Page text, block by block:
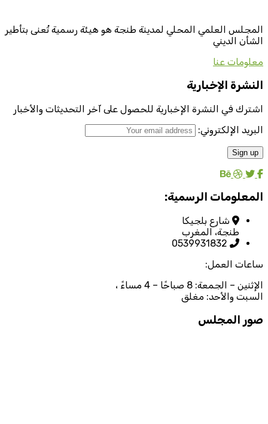
المجلس العلمي المحلي لمدينة طنجة هو هيئة رسمية تُعنى بتأطير
الشأن الديني
معلومات عنا
النشرة الإخبارية
اشترك في النشرة الإخبارية للحصول على آخر التحديثات والأخبار
البريد الإلكتروني:
المعلومات الرسمية:
شارع بلجيكا
طنجة، المغرب
0539931832
ساعات العمل:
الإثنين – الجمعة: 8 صباحًا – 4 مساءً ،
السبت والأحد: مغلق
صور المجلس